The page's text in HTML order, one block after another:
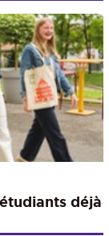
déjà